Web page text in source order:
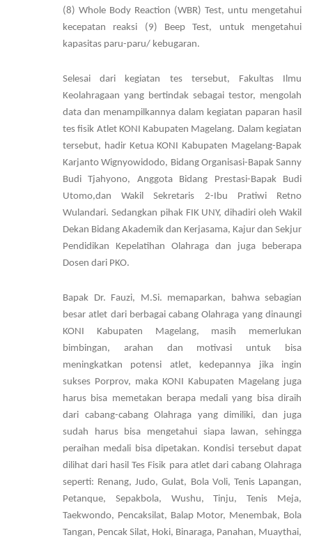
(8) Whole Body Reaction (WBR) Test, untu mengetahui
kecepatan reaksi (9) Beep Test, untuk mengetahui
kapasitas paru-paru/ kebugaran.
Selesai dari kegiatan tes tersebut, Fakultas Ilmu
Keolahragaan yang bertindak sebagai testor, mengolah
data dan menampilkannya dalam kegiatan paparan hasil
tes fisik Atlet KONI Kabupaten Magelang. Dalam kegiatan
tersebut, hadir Ketua KONI Kabupaten Magelang-Bapak
Karjanto Wignyowidodo, Bidang Organisasi-Bapak Sanny
Budi Tjahyono, Anggota Bidang Prestasi-Bapak Budi
Utomo,dan Wakil Sekretaris 2-Ibu Pratiwi Retno
Wulandari. Sedangkan pihak FIK UNY, dihadiri oleh Wakil
Dekan Bidang Akademik dan Kerjasama, Kajur dan Sekjur
Pendidikan Kepelatihan Olahraga dan juga beberapa
Dosen dari PKO.
Bapak Dr. Fauzi, M.Si. memaparkan, bahwa sebagian
besar atlet dari berbagai cabang Olahraga yang dinaungi
KONI Kabupaten Magelang, masih memerlukan
bimbingan, arahan dan motivasi untuk bisa
meningkatkan potensi atlet, kedepannya jika ingin
sukses Porprov, maka KONI Kabupaten Magelang juga
harus bisa memetakan berapa medali yang bisa diraih
dari cabang-cabang Olahraga yang dimiliki, dan juga
sudah harus bisa mengetahui siapa lawan, sehingga
peraihan medali bisa dipetakan. Kondisi tersebut dapat
dilihat dari hasil Tes Fisik para atlet dari cabang Olahraga
seperti: Renang, Judo, Gulat, Bola Voli, Tenis Lapangan,
Petanque, Sepakbola, Wushu, Tinju, Tenis Meja,
Taekwondo, Pencaksilat, Balap Motor, Menembak, Bola
Tangan, Pencak Silat, Hoki, Binaraga, Panahan, Muaythai,